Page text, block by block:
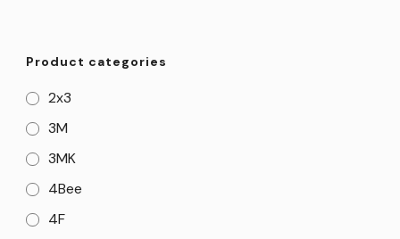
Product categories
2x3
3M
3MK
4Bee
4F